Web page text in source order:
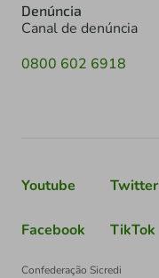
Denúncia
Canal de denúncia
0800 602 6918
Youtube Twitter
Facebook TikTok
Confederação Sicredi